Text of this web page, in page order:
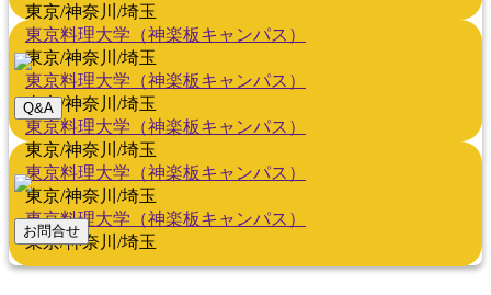
東京/神奈川/埼玉
東京料理大学（神楽板キャンパス）
東京/神奈川/埼玉
東京料理大学（神楽板キャンパス）
東京/神奈川/埼玉
東京料理大学（神楽板キャンパス）
東京/神奈川/埼玉
東京料理大学（神楽板キャンパス）
東京/神奈川/埼玉
東京料理大学（神楽板キャンパス）
東京/神奈川/埼玉
Q&A
お問合せ